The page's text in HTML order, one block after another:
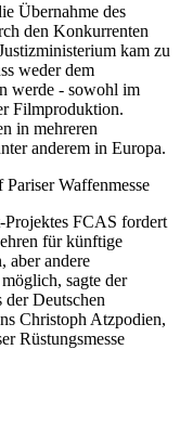
Übernahme des
den Konkurrenten
kam zu
weder dem
werde - sowohl im
Filmproduktion.
in mehreren
anderem in Europa.
Waffenmesse
FCAS fordert
für künftige
aber andere
sagte der
der Deutschen
Christoph Atzpodien,
Rüstungsmesse